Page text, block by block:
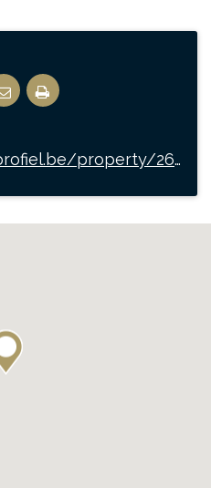
https://mijnhuurprofiel.be/property/269605cd-9946-457e-a703-849e47982144